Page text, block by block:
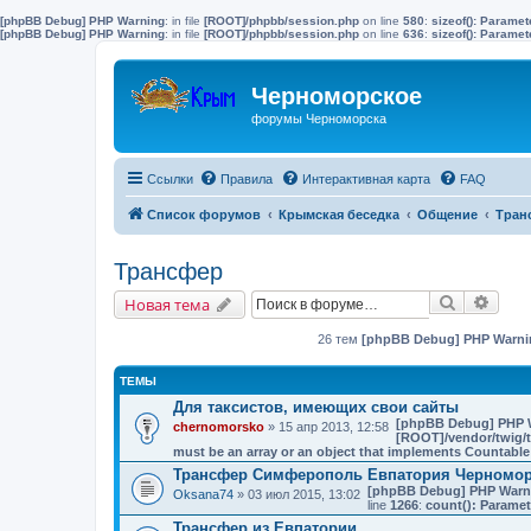
[phpBB Debug] PHP Warning: in file [ROOT]/phpbb/session.php on line 580: sizeof():
[phpBB Debug] PHP Warning: in file [ROOT]/phpbb/session.php on line 636: sizeof():
Черноморское
форумы Черноморска
Ссылки Правила Интерактивная карта FAQ
Список форумов Крымская беседка Общение
Трансфер
Новая тема Поиск
26 тем [phpBB Debug] PHP
ТЕМЫ
Для таксистов, имеющих свои сайты
chernomorsko » 15 апр 2013, 12:58 [phpBB Debug] PHP
[ROOT]/vendor/twig/
must be an array or an object that implements Countable
Трансфер Симферополь Евпатория
Oksana74 » 03 июл 2015, 13:02 [phpBB Debug] PHP
line 1266: count():
Трансфер из Евпатории